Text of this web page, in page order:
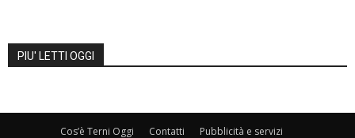
PIU' LETTI OGGI
Cos’è Terni Oggi Contatti Pubblicità e servizi